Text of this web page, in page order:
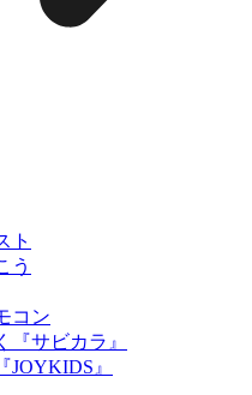
ト
う
コン
サビカラ』
』